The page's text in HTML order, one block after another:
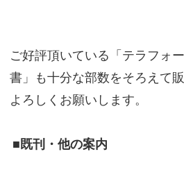
ご好評頂いている「テラフォ
書」も十分な部数をそろえて
よろしくお願いします。
■既刊・他の案内